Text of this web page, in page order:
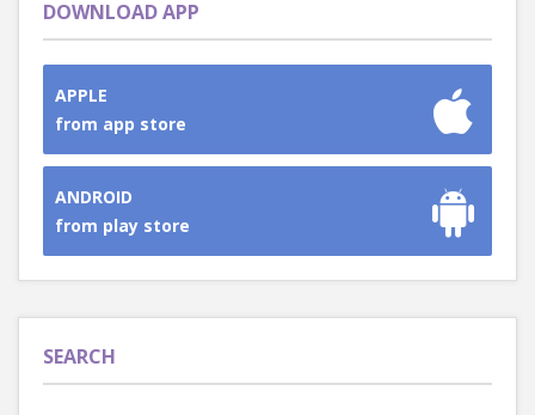
DOWNLOAD APP
APPLE
from app store
ANDROID
from play store
SEARCH